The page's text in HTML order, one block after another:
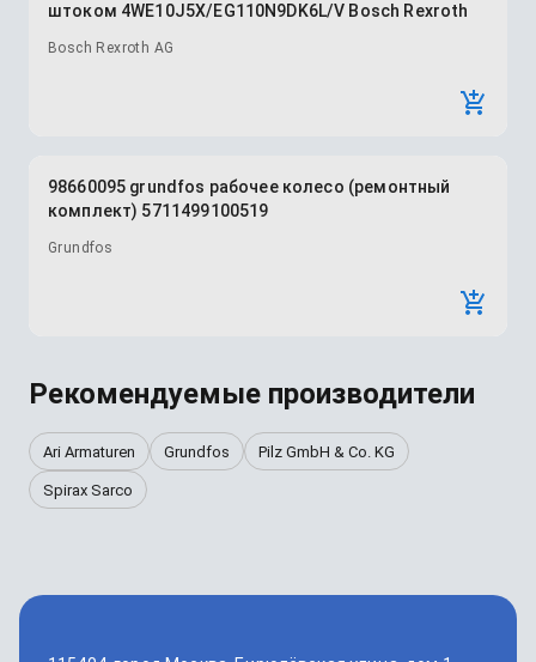
штоком 4WE10J5X/EG110N9DK6L/V Bosch Rexroth
Bosch Rexroth AG
98660095 grundfos рабочее колесо (ремонтный
комплект) 5711499100519
Grundfos
Рекомендуемые производители
Ari Armaturen Grundfos Pilz GmbH & Co. KG
Spirax Sarco